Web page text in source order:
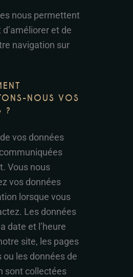
nous permettent
et de
navigation sur
NOUS VOS
?
vos données
Vous nous
vos données
lorsque vous
Les données
date et l’heure
site, les pages
ou les données de
sont collectées